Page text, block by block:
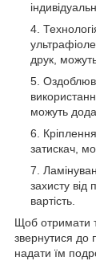
друк,
можуть
затискач,
захисту
вартість.
Щоб отримати
звернутися до
надати їм